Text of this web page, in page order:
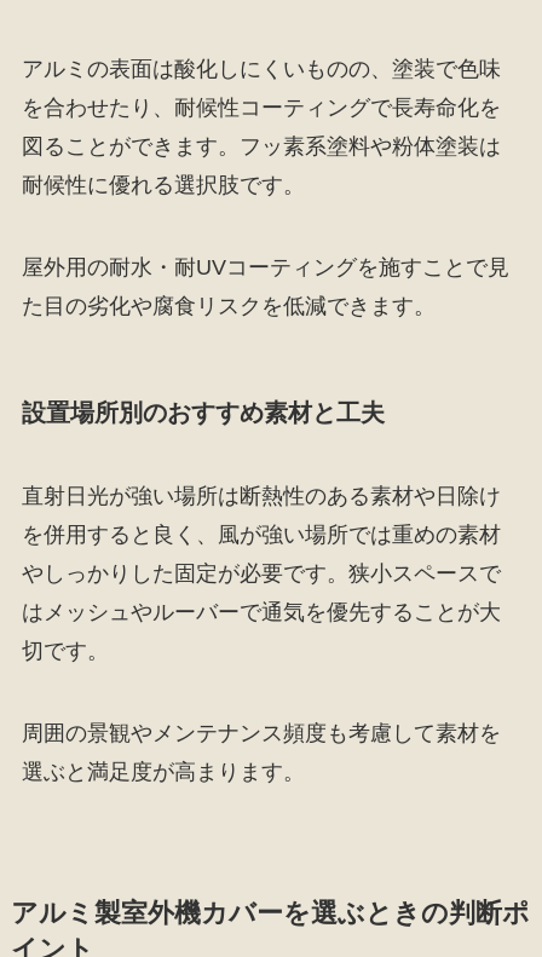
アルミの表面は酸化しにくいものの、塗装で色味
を合わせたり、耐候性コーティングで長寿命化を
図ることができます。フッ素系塗料や粉体塗装は
耐候性に優れる選択肢です。
屋外用の耐水・耐UVコーティングを施すことで見
た目の劣化や腐食リスクを低減できます。
設置場所別のおすすめ素材と工夫
直射日光が強い場所は断熱性のある素材や日除け
を併用すると良く、風が強い場所では重めの素材
やしっかりした固定が必要です。狭小スペースで
はメッシュやルーバーで通気を優先することが大
切です。
周囲の景観やメンテナンス頻度も考慮して素材を
選ぶと満足度が高まります。
アルミ製室外機カバーを選ぶときの判断ポ
イント